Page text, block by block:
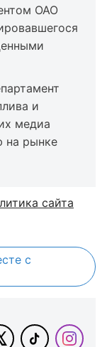
ОАО
и
медиа
на рынке
сайта
с